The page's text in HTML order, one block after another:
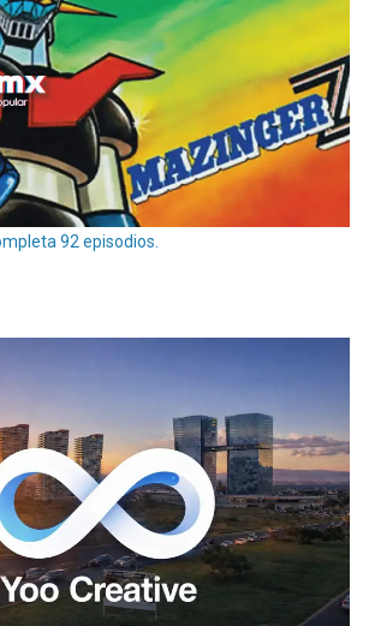
92 episodios.